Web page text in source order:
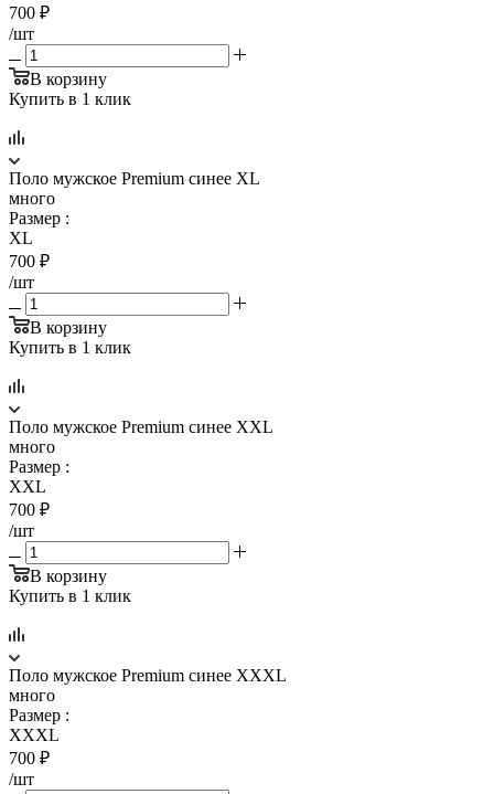
700 ₽
/шт
В корзину
Купить в 1 клик
Поло мужское Premium синее XL
много
Размер :
XL
700 ₽
/шт
В корзину
Купить в 1 клик
Поло мужское Premium синее XXL
много
Размер :
XXL
700 ₽
/шт
В корзину
Купить в 1 клик
Поло мужское Premium синее XXXL
много
Размер :
XXXL
700 ₽
/шт